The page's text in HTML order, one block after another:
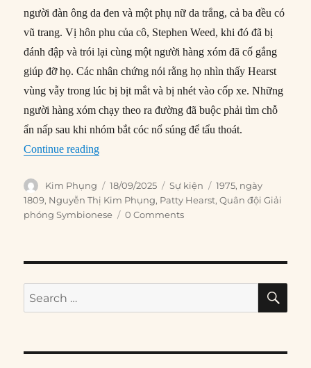
người đàn ông da đen và một phụ nữ da trắng, cả ba đều có
vũ trang. Vị hôn phu của cô, Stephen Weed, khi đó đã bị
đánh đập và trói lại cùng một người hàng xóm đã cố gắng
giúp đỡ họ. Các nhân chứng nói rằng họ nhìn thấy Hearst
vùng vẫy trong lúc bị bịt mắt và bị nhét vào cốp xe. Những
người hàng xóm chạy theo ra đường đã buộc phải tìm chỗ
ẩn nấp sau khi nhóm bắt cóc nổ súng để tẩu thoát.
Continue reading“18/09/1975: Patty Hearst bị bắt”
Author
Kim Phụng
Posted
on
18/09/2025 Categories
Sự kiện Tags
1975, ngày
1809, Nguyễn Thị Kim Phụng, Patty Hearst,Quân đội Giải
phóng Symbionese
0 Comments
Search
for: